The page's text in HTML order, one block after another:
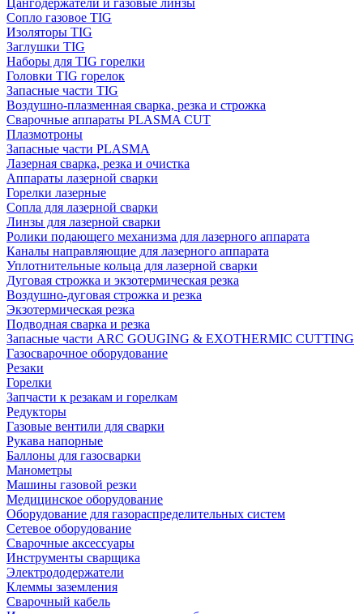
Цангодержатели и газовые линзы
Сопло газовое TIG
Изоляторы TIG
Заглушки TIG
Наборы для TIG горелки
Головки TIG горелок
Запасные части TIG
Воздушно-плазменная сварка, резка и строжка
Сварочные аппараты PLASMA CUT
Плазмотроны
Запасные части PLASMA
Лазерная сварка, резка и очистка
Аппараты лазерной сварки
Горелки лазерные
Сопла для лазерной сварки
Линзы для лазерной сварки
Ролики подающего механизма для лазерного аппарата
Каналы направляющие для лазерного аппарата
Уплотнительные кольца для лазерной сварки
Дуговая строжка и экзотермическая резка
Воздушно-дуговая строжка и резка
Экзотермическая резка
Подводная сварка и резка
Запасные части ARC GOUGING & EXOTHERMIC CUTTING
Газосварочное оборудование
Резаки
Горелки
Запчасти к резакам и горелкам
Редукторы
Газовые вентили для сварки
Рукава напорные
Баллоны для газосварки
Манометры
Машины газовой резки
Медицинское оборудование
Оборудование для газораспределительных систем
Сетевое оборудование
Сварочные аксессуары
Инструменты сварщика
Электрододержатели
Клеммы заземления
Сварочный кабель